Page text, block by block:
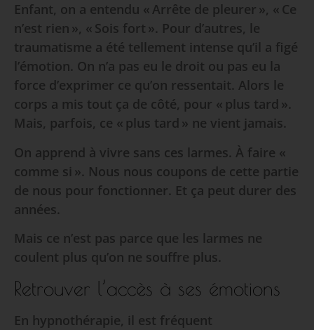
Enfant, on a entendu « Arrête de pleurer », « Ce
n’est rien », « Sois fort ». Pour d’autres, le
traumatisme a été tellement intense qu’il a figé
l’émotion. On n’a pas eu le droit ou pas eu la
force d’exprimer ce qu’on ressentait. Alors le
corps a mis tout ça de côté, pour « plus tard ».
Mais, parfois, ce « plus tard » ne vient jamais.
On apprend à vivre sans ces larmes. À faire «
comme si ». Nous nous coupons de cette partie
de nous pour fonctionner. Et ça peut durer des
années.
Mais ce n’est pas parce que les larmes ne
coulent plus qu’on ne souffre plus.
Retrouver l’accès à ses émotions
En hypnothérapie, il est fréquent